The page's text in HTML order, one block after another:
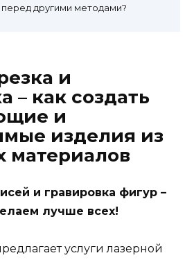
перед другими методами?
и
– как создать
и
изделия из
материалов
и гравировка фигур –
лучше всех!
услуги лазерной